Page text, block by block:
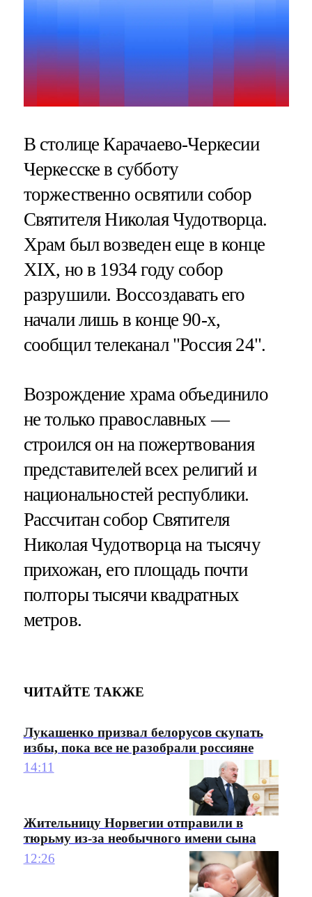
В столице Карачаево-Черкесии
Черкесске в субботу
торжественно освятили собор
Святителя Николая Чудотворца.
Храм был возведен еще в конце
XIX, но в 1934 году собор
разрушили. Воссоздавать его
начали лишь в конце 90-х,
сообщил телеканал "Россия 24".
Возрождение храма объединило
не только православных —
строился он на пожертвования
представителей всех религий и
национальностей республики.
Рассчитан собор Святителя
Николая Чудотворца на тысячу
прихожан, его площадь почти
полторы тысячи квадратных
метров.
ЧИТАЙТЕ ТАКЖЕ
Лукашенко призвал белорусов скупать
избы, пока все не разобрали россияне
14:11
Жительницу Норвегии отправили в
тюрьму из-за необычного имени сына
12:26